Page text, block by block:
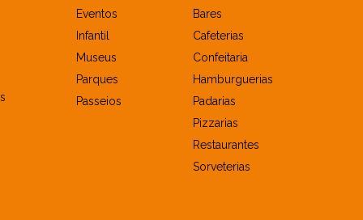
Eventos
Infantil
Museus
Parques
Passeios
Bares
Cafeterias
Confeitaria
Hamburguerias
Padarias
Pizzarias
Restaurantes
Sorveterias